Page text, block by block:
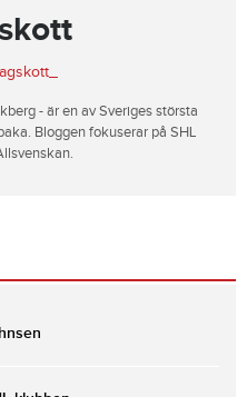
- är en av Sveriges största
Bloggen fokuserar på SHL